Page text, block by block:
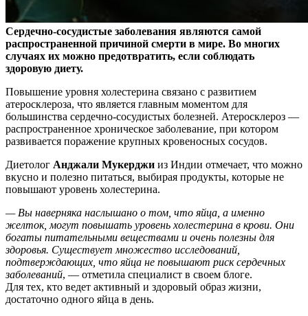
Сердечно-сосудистые заболевания являются самой
распространенной причиной смерти в мире. Во многих
случаях их можно предотвратить, если соблюдать
здоровую диету.
Повышение уровня холестерина связано с развитием
атеросклероза, что является главным моментом для
большинства сердечно-сосудистых болезней. Атеросклероз —
распространенное хроническое заболевание, при котором
развивается поражение крупных кровеносных сосудов.
Диетолог Анджали Мукерджи из Индии отмечает, что можно
вкусно и полезно питаться, выбирая продукты, которые не
повышают уровень холестерина.
— Вы наверняка наслышано о том, что яйца, а именно
желток, могут повышать уровень холестерина в крови. Они
богаты питательными веществами и очень полезны для
здоровья. Существует множество исследований,
подтверждающих, что яйца не повышают риск сердечных
заболеваний, — отметила специалист в своем блоге.
Для тех, кто ведет активный и здоровый образ жизни,
достаточно одного яйца в день.